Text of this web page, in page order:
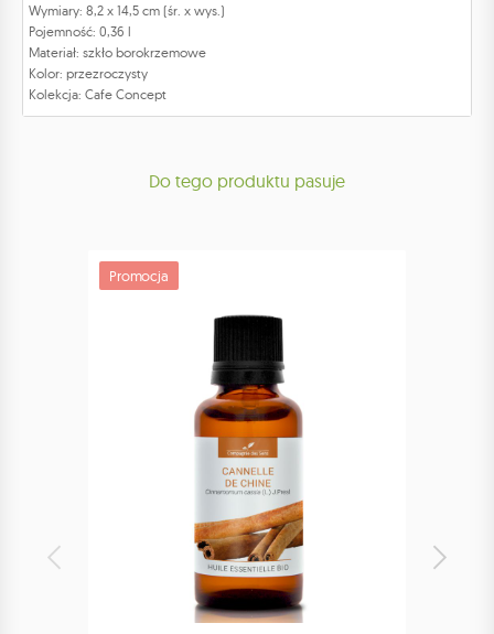
Wymiary: 8,2 x 14,5 cm (śr. x wys.)
Pojemność: 0,36 l
Materiał: szkło borokrzemowe
Kolor: przezroczysty
Kolekcja: Cafe Concept
Do tego produktu pasuje
Promocja